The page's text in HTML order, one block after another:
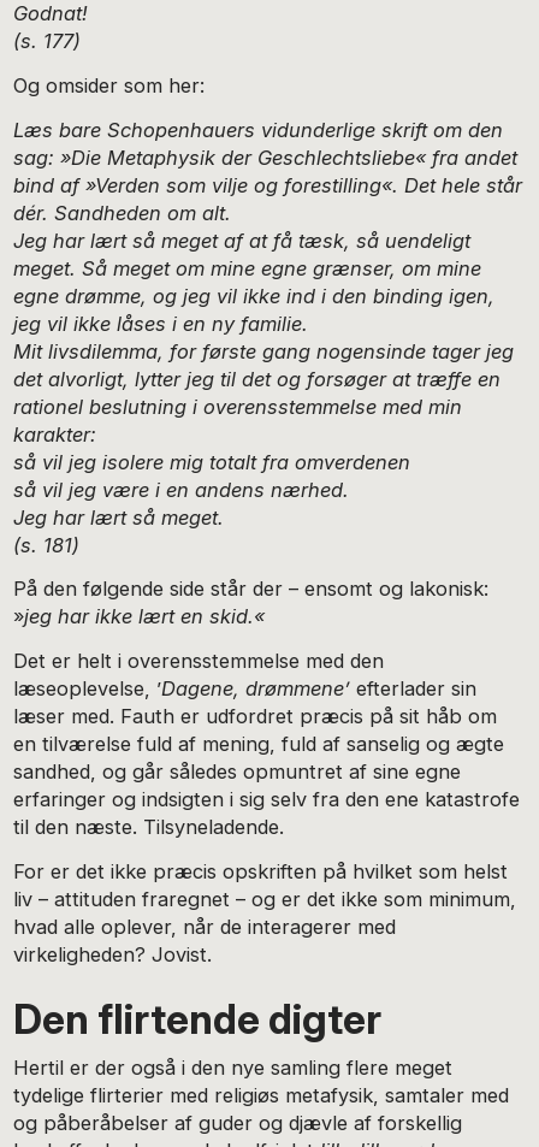
Godnat!
(s. 177)
Og omsider som her:
Læs bare Schopenhauers vidunderlige skrift om den
sag: »Die Metaphysik der Geschlechtsliebe« fra andet
bind af »Verden som vilje og forestilling«. Det hele står
dér. Sandheden om alt.
Jeg har lært så meget af at få tæsk, så uendeligt
meget. Så meget om mine egne grænser, om mine
egne drømme, og jeg vil ikke ind i den binding igen,
jeg vil ikke låses i en ny familie.
Mit livsdilemma, for første gang nogensinde tager jeg
det alvorligt, lytter jeg til det og forsøger at træffe en
rationel beslutning i overensstemmelse med min
karakter:
så vil jeg isolere mig totalt fra omverdenen
så vil jeg være i en andens nærhed.
Jeg har lært så meget.
(s. 181)
På den følgende side står der – ensomt og lakonisk:
»jeg har ikke lært en skid.«
Det er helt i overensstem­melse med den
læseoplevelse, ’Dagene, drømmene’ efterlader sin
læser med. Fauth er udfordret præcis på sit håb om
en tilværelse fuld af mening, fuld af sanselig og ægte
sandhed, og går således opmuntret af sine egne
erfaringer og indsigten i sig selv fra den ene katastrofe
til den næste. Tilsyneladende.
For er det ikke præcis opskriften på hvilket som helst
liv – attituden fraregnet – og er det ikke som minimum,
hvad alle oplever, når de interagerer med
virkeligheden? Jovist.
Den flirtende digter
Hertil er der også i den nye samling flere meget
tydelige flirterier med religiøs metafysik, samtaler med
og påberåbelser af guder og djævle af forskellig